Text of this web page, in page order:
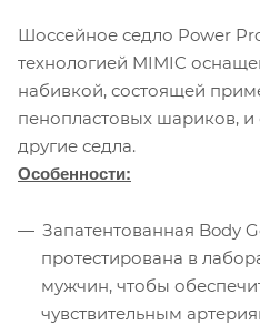
Шоссейное седло Power
технологией MIMIC
набивкой, состоящей
пенопластовых шариков,
другие седла.
Особенности:
Запатентованная Body
протестирована в
мужчин, чтобы
чувствительным